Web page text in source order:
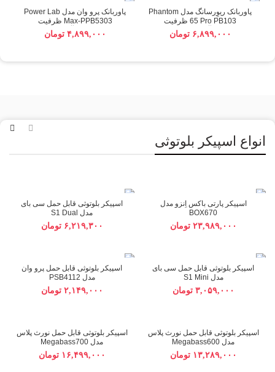
پاوربانک ریوِرسانگ مدل Phantom
65 Pro PB103 ظرفیت
تومان
پاوربانک پرو وان مدل Power Lab
Max-PPB5303 ظرفیت
تومان
انواع اسپیکر بلوتوثی
اسپیکر پارتی باکس اِنزو مدل
BOX670
تومان
اسپیکر بلوتوثی قابل حمل سی بای
مدل S1 Dual
تومان
اسپیکر بلوتوثی قابل حمل سی بای
مدل S1 Mini
تومان
اسپیکر بلوتوثی قابل حمل پرو وان
مدل PSB4112
تومان
اسپیکر بلوتوثی قابل حمل نورث پلاس
مدل Megabass600
تومان
اسپیکر بلوتوثی قابل حمل نورث پلاس
مدل Megabass700
تومان